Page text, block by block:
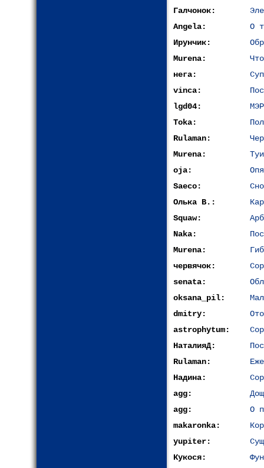
Галчонок:
Angela:
О
Ирунчик:
Murena:
нега:
vinca:
lgd04:
Toka:
Rulaman:
Murena:
oja:
Saeco:
Олька В.:
Squaw:
Naka:
Murena:
червячок:
senata:
oksana_pil:
dmitry:
astrophytum:
НаталияД:
Rulaman:
Надина:
agg:
agg:
О
makaronka:
yupiter:
Кукося: